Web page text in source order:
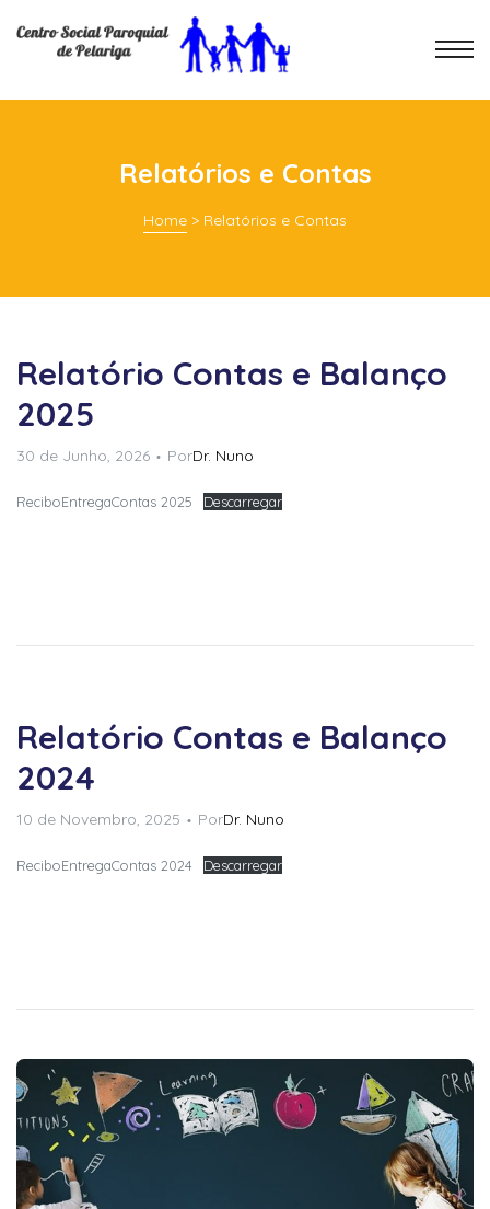
Relatórios e Contas
Home > Relatórios e Contas
Relatório Contas e Balanço
2025
30 de Junho, 2026 PorDr. Nuno
ReciboEntregaContas 2025 Descarregar
Relatório Contas e Balanço
2024
10 de Novembro, 2025 PorDr. Nuno
ReciboEntregaContas 2024 Descarregar